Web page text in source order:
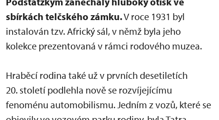
sbírkách telčského zámku.V roce 1931 byl
instalován tzv. Africký sál, v němž byla jeho
kolekce prezentovaná v rámci rodového muzea.
Hraběcí rodina také už v prvních desetiletích
20. století podlehla nově se rozvíjejícímu
fenoménu automobilismu. Jedním z vozů, které se